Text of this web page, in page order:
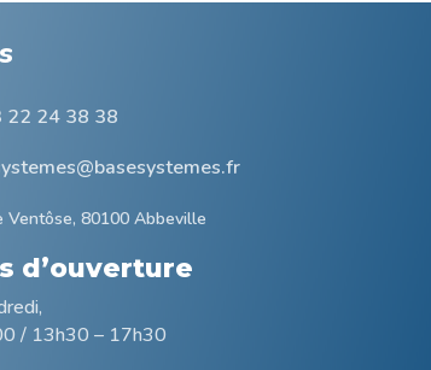
22 24 38 38
Ventôse, 80100 Abbeville
d’ouverture
/ 13h30 – 17h30